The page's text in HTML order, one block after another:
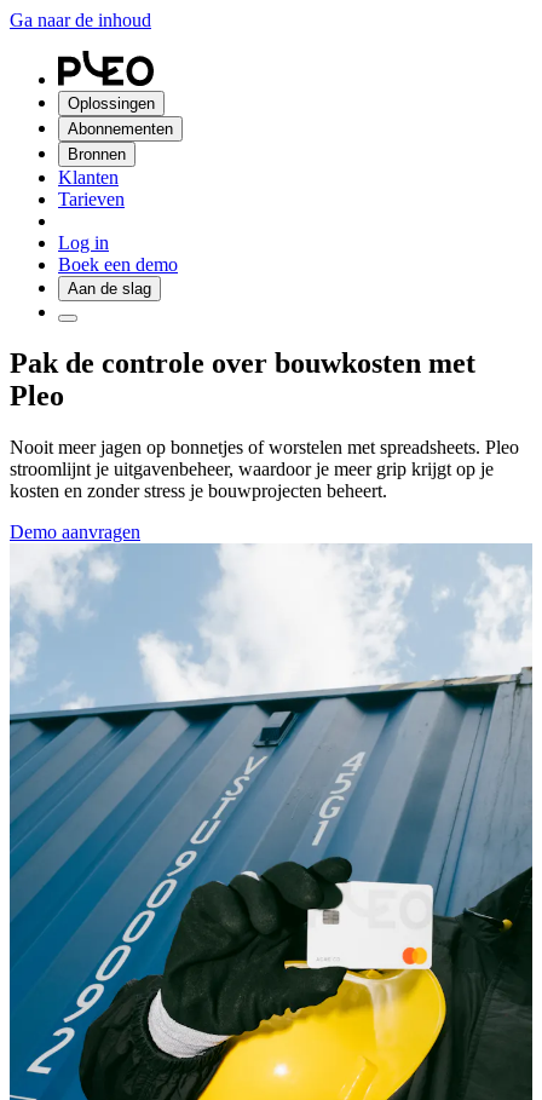
Ga naar de inhoud
Oplossingen
Abonnementen
Bronnen
Klanten
Tarieven
Log in
Boek een demo
Aan de slag
Pak de controle over bouwkosten met
Pleo
Nooit meer jagen op bonnetjes of worstelen met spreadsheets. Pleo
stroomlijnt je uitgavenbeheer, waardoor je meer grip krijgt op je
kosten en zonder stress je bouwprojecten beheert.
Demo aanvragen